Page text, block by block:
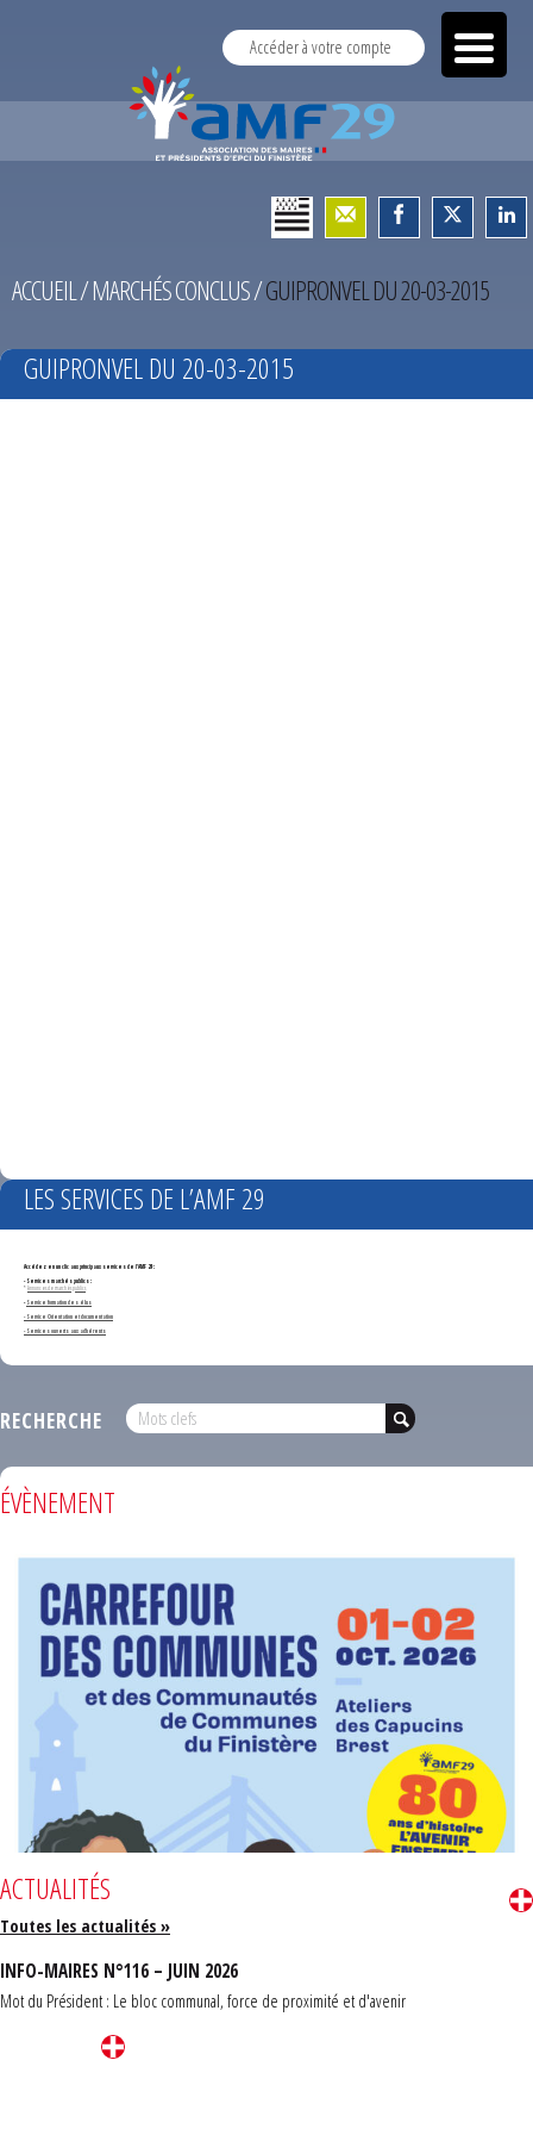
Accéder à votre compte
ACCUEIL/MARCHÉS CONCLUS/GUIPRONVEL DU 20-03-2015
GUIPRONVEL DU 20-03-2015
LES SERVICES DE L’AMF 29
Accédez en un clic aux principaux services de l'AMF 29 :
- Services marchés publics :
*Annonces de marchés publics
-Service formation des élus
- Service Orientation et documentation
- Services ouverts aux adhérents
RECHERCHE
ÉVÈNEMENT
ACTUALITÉS
Toutes les actualités »
INFO-MAIRES N°116 – JUIN 2026
Mot du Président : Le bloc communal, force de proximité et d'avenir